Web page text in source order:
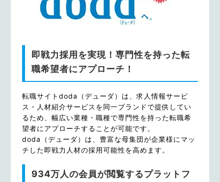
即戦力採用を実現！専門性を持った転
職希望者にアプローチ！
転職サイトdoda（デューダ）は、求人情報サービ
ス・人材紹介サービスを同一ブランドで提供してい
るため、幅広い業種・職種で専門性を持った転職希
望者にアプローチすることが可能です。
doda（デューダ）は、豊富な母集団が企業様にマッ
チした即戦力人材の採用可能性を高めます。
934万人の会員が閲覧するプラットフ